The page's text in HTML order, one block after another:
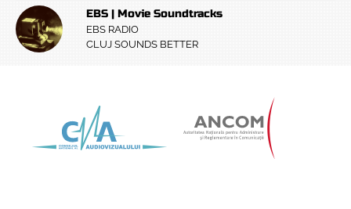
EBS | Movie Soundtracks
EBS RADIO
CLUJ SOUNDS BETTER